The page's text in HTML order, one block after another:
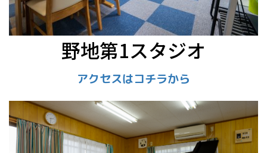
野地第1スタジオ
アクセスはコチラから